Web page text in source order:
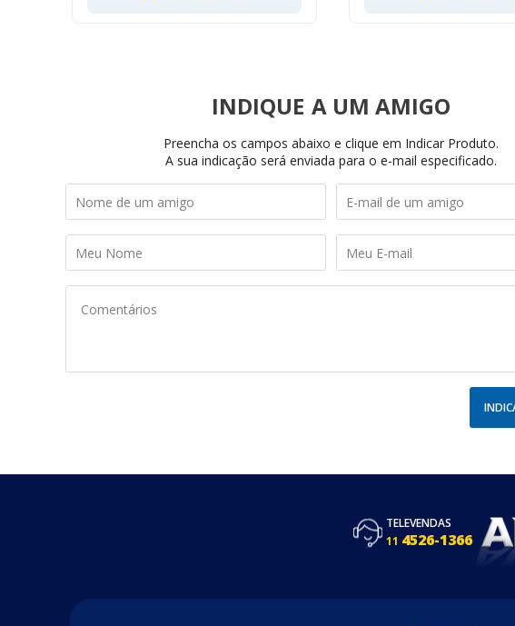
INDIQUE
Preencha os campos abaixo e clique em Indicar Produto.
A sua indicação será enviada para o e-mail especificado.
TELEVENDAS
11 4526-1366